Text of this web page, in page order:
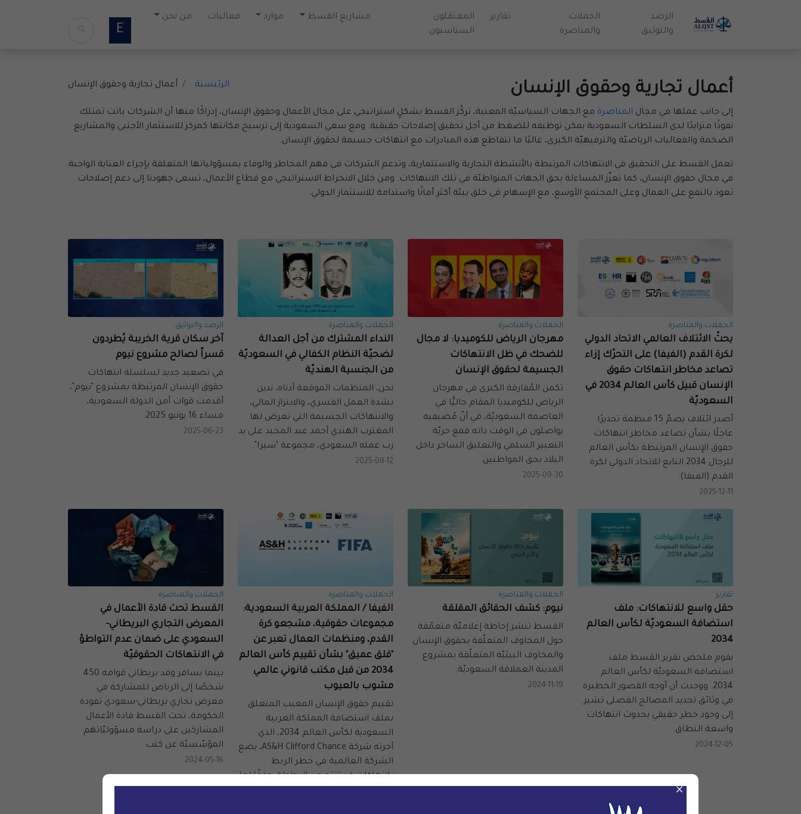
الرصد
والتوثيق
الحملات
والمناصرة
تقارير
المعتقلون
السياسيون
مشاريع القسط موارد فعاليات من نحن
E
أعمال تجارية وحقوق الإنسان الرئيسية أعمال تجارية وحقوق الإنسان
إلى جانب عملها في مجال المناصرة مع الجهات السياسيّة المعنية، تركّز القسط بشكلٍ استراتيجي على مجال الأعمال وحقوق الإنسان، إدراكًا منها أن الشركات باتت تمتلك
نفوذًا متزايدًا لدى السلطات السعودية يمكن توظيفه للضغط من أجل تحقيق إصلاحات حقيقية. ومع سعي السعودية إلى ترسيخ مكانتها كمركز للاستثمار الأجنبي والمشاريع
الضخمة والفعاليات الرياضيّة والترفيهيّة الكبرى، غالبًا ما تتقاطع هذه المبادرات مع انتهاكات جسيمة لحقوق الإنسان.
تعمل القسط على التحقيق في الانتهاكات المرتبطة بالأنشطة التجارية والاستثمارية، وتدعم الشركات في فهم المخاطر والوفاء بمسؤولياتها المتعلقة بإجراء العناية الواجبة
في مجال حقوق الإنسان، كما تعزّز المساءلة بحق الجهات المتواطئة في تلك الانتهاكات. ومن خلال الانخراط الاستراتيجي مع قطاع الأعمال، تسعى جهودنا إلى دعم إصلاحات
تعود بالنفع على العمال وعلى المجتمع الأوسع، مع الإسهام في خلق بيئة أكثر أمانًا واستدامة للاستثمار الدولي.
الحملات والمناصرة
يحثّ الائتلاف العالمي الاتحاد الدولي
لكرة القدم (الفيفا) على التحرّك إزاء
تصاعد مخاطر انتهاكات حقوق
الإنسان قبيل كأس العالم 2034 في
السعوديّة
أصدر ائتلاف يضمّ 15 منظمة تحذيرًا
عاجلًا بشأن تصاعد مخاطر انتهاكات
حقوق الإنسان المرتبطة بكأس العالم
للرجال 2034 التابع للاتحاد الدولي لكرة
القدم (الفيفا).
2025-12-11
الحملات والمناصرة
مهرجان الرياض للكوميديا: لا مجال
للضحك في ظل الانتهاكات
الجسيمة لحقوق الإنسان
تكمن المُفارقة الكبرى في مهرجان
الرياض للكوميديا المقام حاليًّا في
العاصمة السعوديّة، في أنّ مُضيفيه
يواصلون في الوقت ذاته قمع حريّة
التعبير السلمي والتعليق الساخر داخل
البلاد بحق المواطنين.
2025-09-30
الحملات والمناصرة
النداء المشترك من أجل العدالة
لضحيّة النظام الكفالي في السعوديّة
من الجنسية الهنديّة
نحن، المنظمات الموقعة أدناه، ندين
بشدة العمل القسري، والابتزاز المالي،
والانتهاكات الجسيمة التي تعرض لها
المغترب الهندي أحمد عبد المجيد على يد
رب عمله السعودي، مجموعة "سيرا".
2025-09-12
الرصد والتوثيق
آخر سكان قرية الخريبة يُطردون
قسراً لصالح مشروع نيوم
في تصعيد جديد لسلسلة انتهاكات
حقوق الإنسان المرتبطة بمشروع "نيوم"،
أقدمت قوات أمن الدولة السعودية،
مساء 16 يونيو 2025.
2025-06-23
تقارير
حقل واسع للانتهاكات: ملف
استضافة السعوديّة لكأس العالم
2034
يقوم ملخص تقرير القسط ملف
استضافة السعوديّة لكأس العالم
2034. ووجدت أن أوجه القصور الخطيرة
في وثائق تحديد المصالح الفضلى تشير
إلى وجود خطر حقيقي بحدوث انتهاكات
واسعة النطاق.
2024-12-05
الحملات والمناصرة
نيوم: كشف الحقائق المقلقة
القسط تنشر إحاطة إعلاميّة متعمّقة
حول المخاوف المتعلّقة بحقوق الإنسان
والمخاوف البيئيّة المتعلّقة بمشروع
المدينة العملاقة السعوديّة.
2024-11-19
الحملات والمناصرة
الفيفا / المملكة العربية السعودية:
مجموعات حقوقية، مشجعو كرة
القدم، ومنظمات العمال تعبر عن
"قلق عميق" بشأن تقييم كأس العالم
2034 من قبل مكتب قانوني عالمي
مشوب بالعيوب
تقييم حقوق الإنسان المعيب المتعلق
بملف استضافة المملكة العربية
السعودية لكأس العالم 2034، الذي
أجرته شركة AS&H Clifford Chance، يضع
الشركة العالمية في خطر الربط
بانتهاكات قد تنتج عن البطولة، وفقًا لما
الحملات والمناصرة
القسط تحث قادة الأعمال في
المعرض التجاري البريطاني-
السعودي على ضمان عدم التواطؤ
في الانتهاكات الحقوقيّة
بينما يسافر وفد بريطاني قوامه 450
شخصًا إلى الرياض للمشاركة في
معرض تجاري بريطاني-سعودي تقوده
الحكومة، تحث القسط قادة الأعمال
المشاركين على دراسة مسؤوليّاتهم
المؤسّسيّة عن كثب
2024-05-16
×